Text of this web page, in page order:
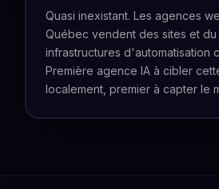
Quasi inexistant. Les agences
Québec vendent des sites et
infrastructures d'automatisation
Première agence IA à cibler
localement, premier à capter le